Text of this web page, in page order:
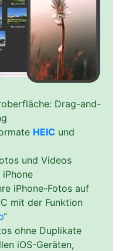
Drag-and-
HEIC und
und Videos
iPhone-Fotos auf
mit der Funktion
“
ohne Duplikate
iOS-Geräten,